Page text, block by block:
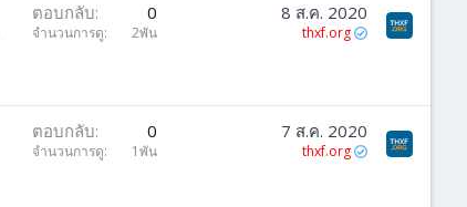
ตอบกลับ 0
จำนวนการดู 2พัน
8 ส.ค. 2020
thxf.org
ตอบกลับ 0
จำนวนการดู 1พัน
7 ส.ค. 2020
thxf.org